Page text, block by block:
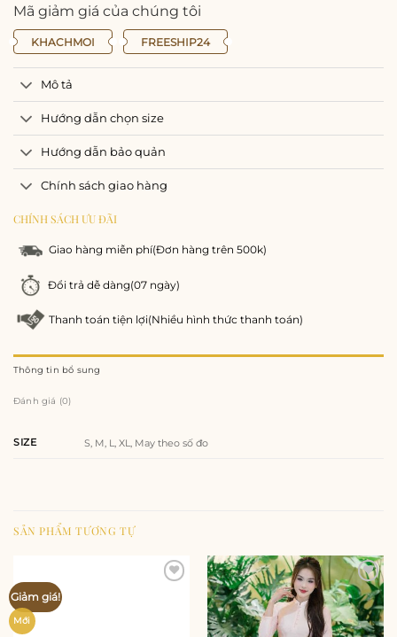
Mã giảm giá của chúng tôi
KHACHMOI FREESHIP24
Mô tả
Hướng dẫn chọn size
Hướng dẫn bảo quản
Chính sách giao hàng
CHÍNH SÁCH ƯU ĐÃI
Giao hàng miễn phí(Đơn hàng trên 500k)
Đổi trả dễ dàng(07 ngày)
Thanh toán tiện lợi(Nhiều hình thức thanh toán)
Thông tin bổ sung
Đánh giá (0)
SIZE S, M, L, XL, May theo số đo
SẢN PHẨM TƯƠNG TỰ
Giảm giá!
Mới
Add to
wishlist